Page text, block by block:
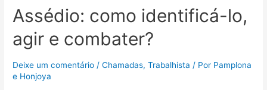
Assédio: como identificá-lo,
agir e combater?
Deixe um comentário /Chamadas,Trabalhista / Por Pamplona
e Honjoya